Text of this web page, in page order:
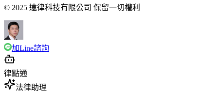
© 2025 遠律科技有限公司 保留一切權利
加Line諮詢
律點通
法律助理